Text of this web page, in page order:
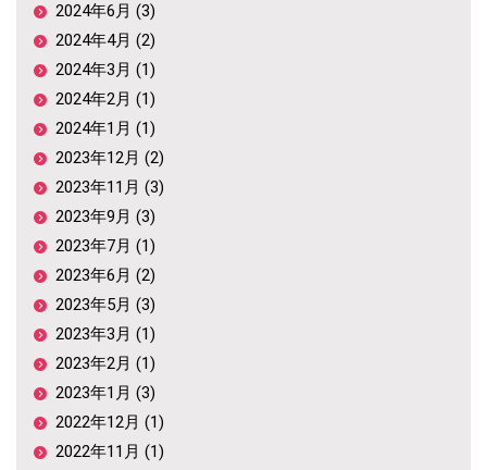
2024年6月 (3)
2024年4月 (2)
2024年3月 (1)
2024年2月 (1)
2024年1月 (1)
2023年12月 (2)
2023年11月 (3)
2023年9月 (3)
2023年7月 (1)
2023年6月 (2)
2023年5月 (3)
2023年3月 (1)
2023年2月 (1)
2023年1月 (3)
2022年12月 (1)
2022年11月 (1)